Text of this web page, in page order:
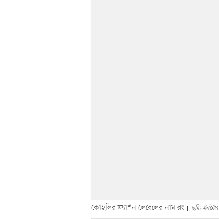
কোহলির ফ্যাশন লেবেলের নাম রং ছবি: